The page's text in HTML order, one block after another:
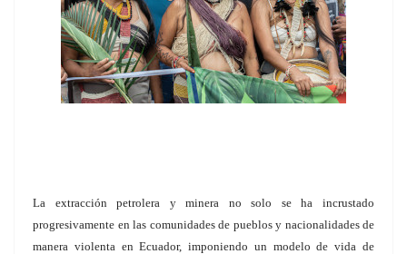
La extracción petrolera y minera no solo se ha incrustado
progresivamente en las comunidades de pueblos y nacionalidades de
manera violenta en Ecuador, imponiendo un modelo de vida de